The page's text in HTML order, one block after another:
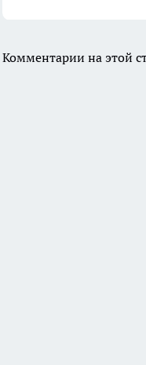
Комментарии на этой